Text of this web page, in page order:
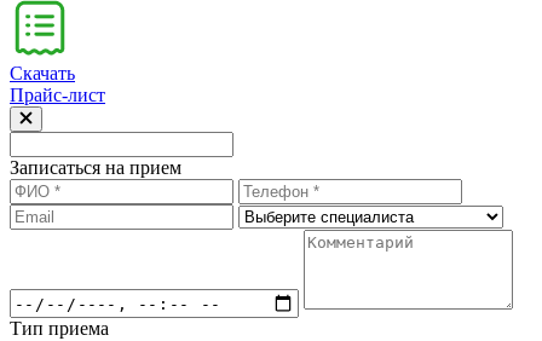
Скачать
Прайс-лист
Записаться на прием
Тип приема